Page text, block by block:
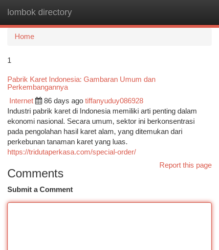
lombok directory
Home
1
Pabrik Karet Indonesia: Gambaran Umum dan
Perkembangannya
Internet 86 days ago tiffanyuduy086928
Industri pabrik karet di Indonesia memiliki arti penting dalam
ekonomi nasional. Secara umum, sektor ini berkonsentrasi
pada pengolahan hasil karet alam, yang ditemukan dari
perkebunan tanaman karet yang luas.
https://tridutaperkasa.com/special-order/
Report this page
Comments
Submit a Comment